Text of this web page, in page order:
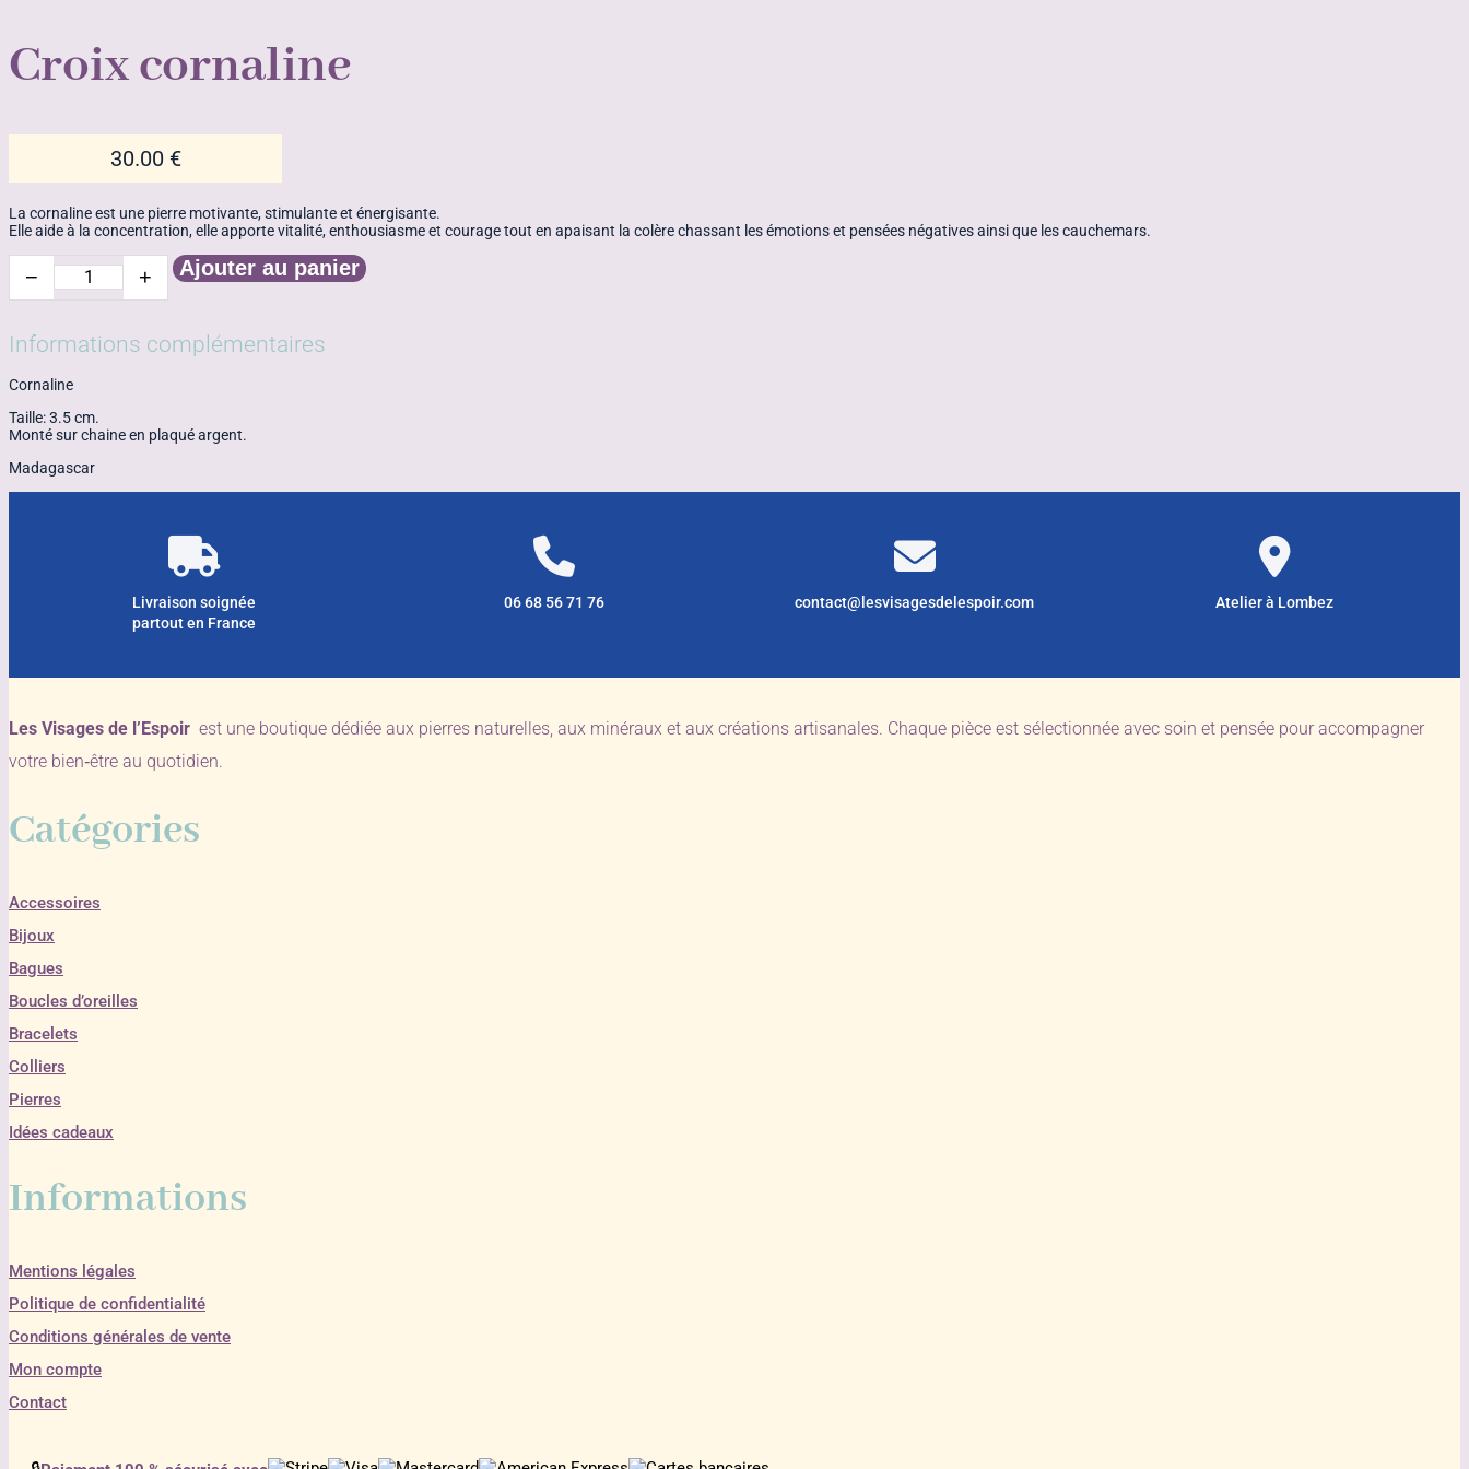
Croix cornaline
30.00 €
La cornaline est une pierre motivante, stimulante et énergisante.
Elle aide à la concentration, elle apporte vitalité, enthousiasme et courage tout en apaisant la colère chassant les émotions et pensées négatives ainsi que les cauchemars.
−
quantité
de
cornaline
+ Ajouter au panier
Informations complémentaires
Cornaline
Taille: 3.5 cm.
Monté sur chaine en plaqué argent.
Madagascar
Livraison soignée
partout en France
06 68 56 71 76 contact@lesvisagesdelespoir.com Atelier à Lombez
Les Visages de l’Espoir est une boutique dédiée aux pierres naturelles, aux minéraux et aux créations artisanales. Chaque pièce est sélectionnée avec soin et pensée pour accompagner
votre bien‑être au quotidien.
Catégories
Accessoires
Bijoux
Bagues
Boucles d’oreilles
Bracelets
Colliers
Pierres
Idées cadeaux
Informations
Mentions légales
Politique de confidentialité
Conditions générales de vente
Mon compte
Contact